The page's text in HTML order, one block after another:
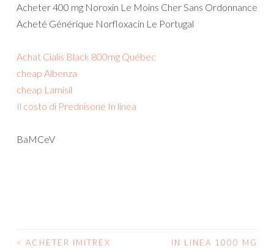
Acheter 400 mg Noroxin Le Moins Cher Sans Ordonnance
Acheté Générique Norfloxacin Le Portugal
Achat Cialis Black 800mg Québec
cheap Albenza
cheap Lamisil
Il costo di Prednisone In linea
BaMCeV
< ACHETER IMITREX IN LINEA 1000 MG